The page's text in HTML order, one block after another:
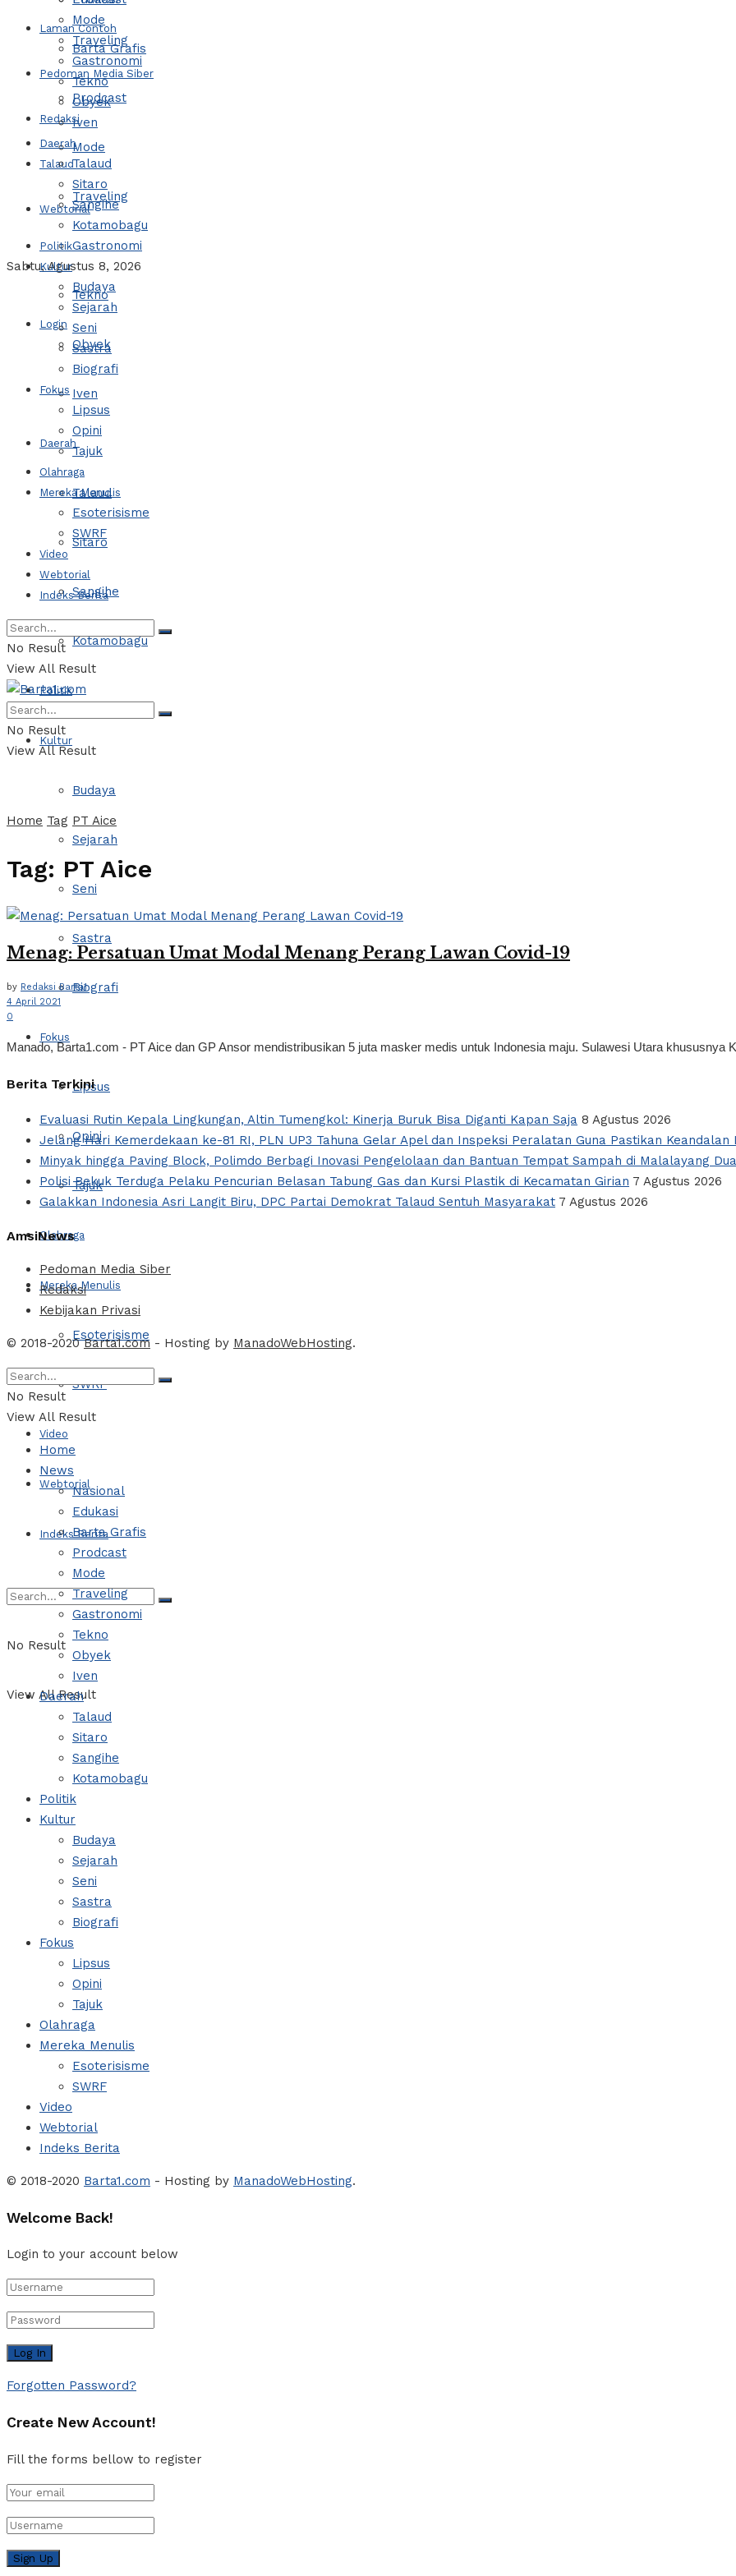
Laman Contoh
Pedoman Media Siber
Redaksi
Talaud
Webtorial
Sabtu, Agustus 8, 2026
Login
Barta Grafis
Prodcast
Mode
Traveling
Gastronomi
Tekno
Obyek
Iven
Daerah
Talaud
Sitaro
Sangihe
Kotamobagu
Politik
Kultur
Budaya
Sejarah
Seni
Sastra
Biografi
Fokus
Lipsus
Opini
Tajuk
Olahraga
Mereka Menulis
Esoterisisme
SWRF
Video
Webtorial
Indeks Berita
No Result
View All Result
Mode
Traveling
Gastronomi
Tekno
Obyek
Iven
Daerah
Talaud
Sitaro
Sangihe
Kotamobagu
Politik
Kultur
Budaya
Sejarah
Seni
Sastra
Biografi
Fokus
Lipsus
Opini
Tajuk
Olahraga
Mereka Menulis
Esoterisisme
SWRF
Video
Webtorial
Indeks Berita
No Result
View All Result
No Result
View All Result
Home Tag PT Aice
Tag: PT Aice
Menag: Persatuan Umat Modal Menang Perang Lawan Covid-19
by Redaksi Barta1
4 April 2021
0
Manado, Barta1.com - PT Aice dan GP Ansor mendistribusikan 5 juta masker medis untuk Indonesia maju. Sulawesi Utara khususnya
Berita Terkini
Evaluasi Rutin Kepala Lingkungan, Altin Tumengkol: Kinerja Buruk Bisa Diganti Kapan Saja 8 Agustus 2026
Jelang Hari Kemerdekaan ke-81 RI, PLN UP3 Tahuna Gelar Apel dan Inspeksi Peralatan Guna Pastikan
Minyak hingga Paving Block, Polimdo Berbagi Inovasi Pengelolaan dan Bantuan Tempat Sampah di Malalayang Dua
Polisi Bekuk Terduga Pelaku Pencurian Belasan Tabung Gas dan Kursi Plastik di Kecamatan Girian 7 Agustus 2026
Galakkan Indonesia Asri Langit Biru, DPC Partai Demokrat Talaud Sentuh Masyarakat 7 Agustus 2026
AmsiNews
Pedoman Media Siber
Redaksi
Kebijakan Privasi
© 2018-2020Barta1.com - Hosting by ManadoWebHosting.
No Result
View All Result
Home
News
Nasional
Edukasi
Barta Grafis
Prodcast
Mode
Traveling
Gastronomi
Tekno
Obyek
Iven
Daerah
Talaud
Sitaro
Sangihe
Kotamobagu
Politik
Kultur
Budaya
Sejarah
Seni
Sastra
Biografi
Fokus
Lipsus
Opini
Tajuk
Olahraga
Mereka Menulis
Esoterisisme
SWRF
Video
Webtorial
Indeks Berita
© 2018-2020 Barta1.com - Hosting by ManadoWebHosting.
Welcome Back!
Login to your account below
Forgotten Password?
Create New Account!
Fill the forms bellow to register